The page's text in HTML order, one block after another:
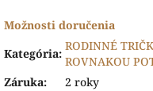
Možnosti doručenia
Kategória:
RODINNÉ
ROVNAKOU
Záruka: 2 roky